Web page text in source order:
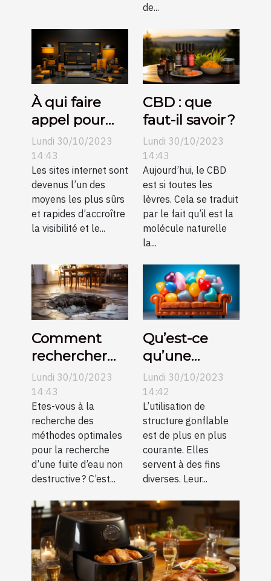
de...
À qui faire
appel pour
une création
de sites
internet pas
chers sur
Angers ?
Lundi 30/10/2023
14:43
Les sites internet sont
devenus l’un des
moyens les plus sûrs
et rapides d’accroître
la visibilité et le...
CBD : que
faut-il savoir ?
Lundi 30/10/2023
14:43
Aujourd’hui, le CBD
est si toutes les
lèvres. Cela se traduit
par le fait qu’il est la
molécule naturelle
la...
Comment
rechercher
une fuite
d’eau non
destructive ?
Lundi 30/10/2023
14:43
Etes-vous à la
recherche des
méthodes optimales
pour la recherche
d’une fuite d’eau non
destructive ? C’est...
Qu’est-ce
qu’une
structure
gonflable ?
Lundi 30/10/2023
14:42
L’utilisation de
structure gonflable
est de plus en plus
courante. Elles
servent à des fins
diverses. Leur...